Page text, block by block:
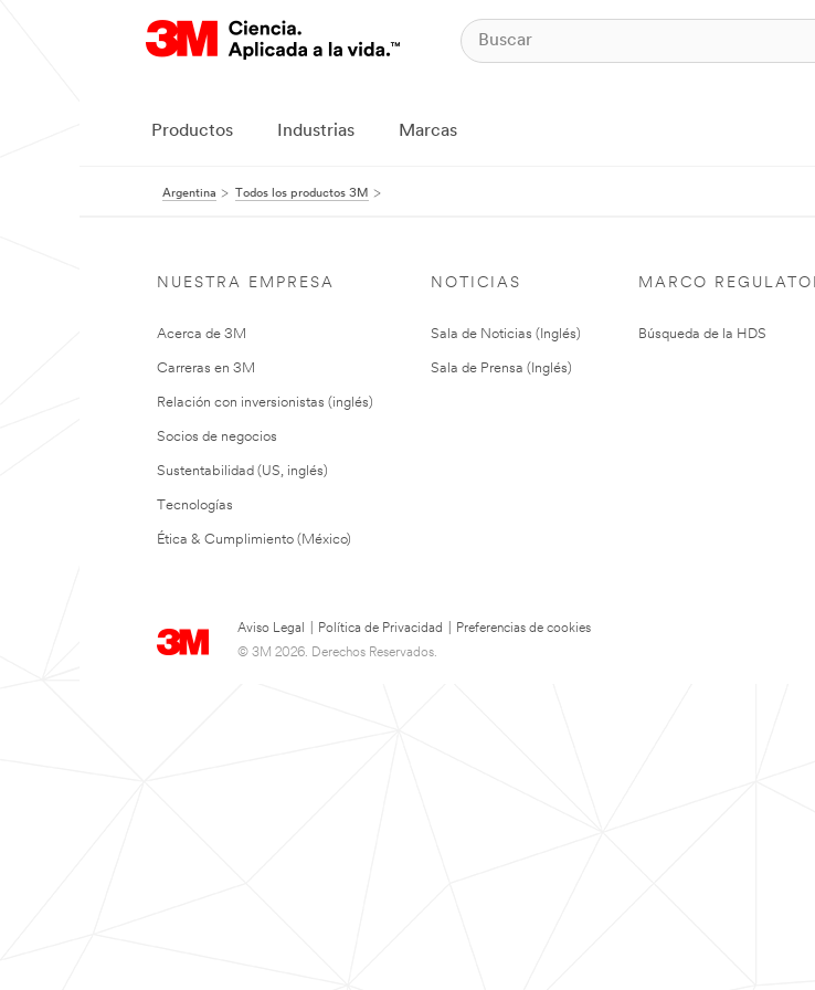
Productos Industrias Marcas
Argentina Todos los productos 3M
NUESTRA EMPRESA
Acerca de 3M
Carreras en 3M
Relación con inversionistas (inglés)
Socios de negocios
Sustentabilidad (US, inglés)
Tecnologías
Ética & Cumplimiento (México)
NOTICIAS
Sala de Noticias (Inglés)
Sala de Prensa (Inglés)
MARCO
Búsqueda de la HDS
Aviso Legal Política de Privacidad
Preferencias de cookies
© 3M 2026. Derechos Reservados.